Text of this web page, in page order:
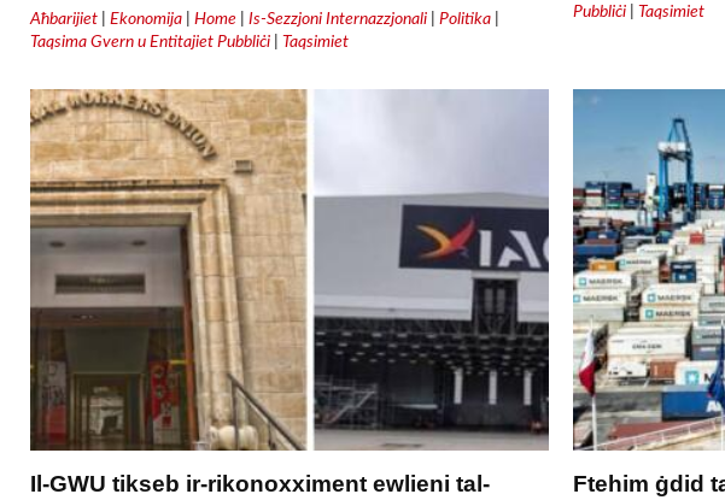
Aħbarijiet Ekonomija Home Is-Sezzjoni Internazzjonali Politika
Taqsima Gvern u Entitajiet Pubbliċi
Taqsimiet
Pubbliċi| Taqsimiet
Il-GWU tikseb ir-rikonoxximent ewlieni tal-
Ftehim ġdid